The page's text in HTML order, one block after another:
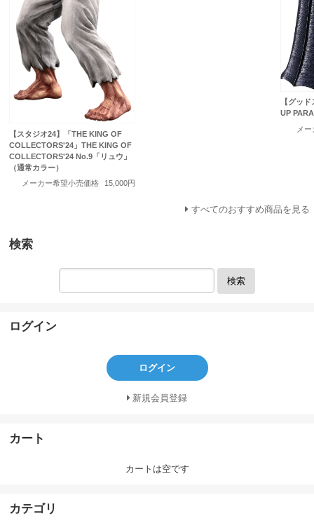
【スタジオ24】「THE KING OF
COLLECTORS'24」THE KING OF
COLLECTORS'24 No.9「リュウ」
（通常カラー）
メーカー希望小売価格
15,000円
【グッ
UP
メ
すべてのおすすめ商品を見る
検索
検索
ログイン
ログイン
新規会員登録
カート
カートは空です
カテゴリ